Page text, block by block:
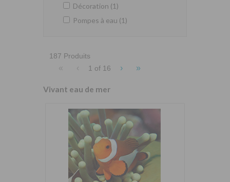
Décoration (1)
Pompes à eau (1)
187 Produits
« ‹ 1 of 16 › »
Vivant eau de mer